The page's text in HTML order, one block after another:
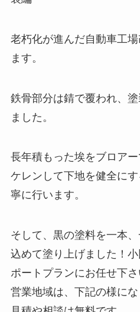
老朽化が進んだ自動車工
ます。
鉄骨部分は錆で覆われ、
ました。
長年積もった埃をブロア
ケレンして下地を健全に
寧に行います。
そして、黒の塗料を一本
込めて塗り上げました！
ポートプランにお任せ下さ
営業地域は、下記の様にな